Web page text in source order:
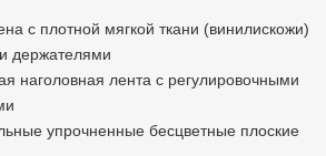
с плотной мягкой ткани (винилискожи)
держателями
наголовная лента с регулировочными
упрочненные бесцветные плоские